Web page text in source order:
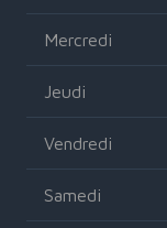
Mercredi
Jeudi
Vendredi
Samedi